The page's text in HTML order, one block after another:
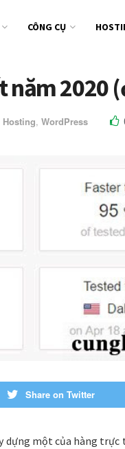
CÔNG CỤ
2020
Hosting, WordPress
Share on Twitter
một của hàng trực